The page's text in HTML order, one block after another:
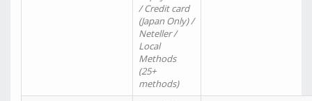
/ Credit card
(Japan Only) /
Neteller /
Local
Methods
(25+
methods)